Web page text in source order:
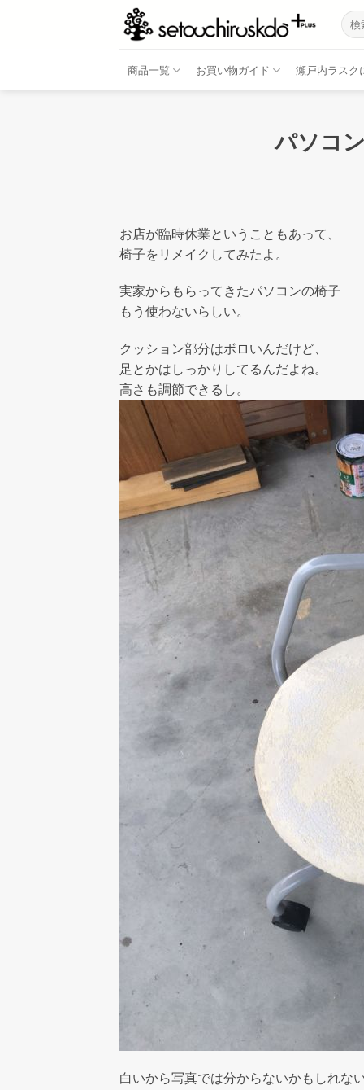
検
索
商品一覧 お買い物ガイド 瀬戸内ラスク
パソコ
お店が臨時休業ということもあって、
椅子をリメイクしてみたよ。
実家からもらってきたパソコンの椅子
もう使わないらしい。
クッション部分はボロいんだけど、
足とかはしっかりしてるんだよね。
高さも調節できるし。
白いから写真では分からないかもしれな